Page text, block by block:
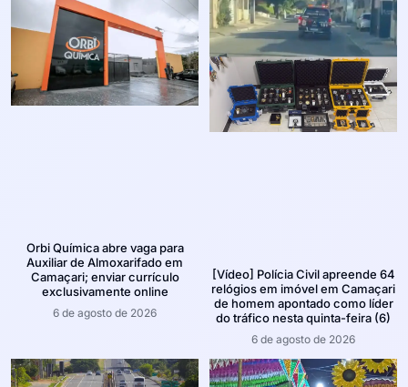
Orbi Química abre vaga para
Auxiliar de Almoxarifado em
Camaçari; enviar currículo
exclusivamente online
6 de agosto de 2026
[Vídeo] Polícia Civil apreende 64
relógios em imóvel em Camaçari
de homem apontado como líder
do tráfico nesta quinta-feira (6)
6 de agosto de 2026